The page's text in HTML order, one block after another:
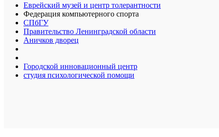
Еврейский музей и центр толерантности
Федерация компьютерного спорта
СПбГУ
Правительство Ленинградской области
Аничков дворец
Городской инновационный центр
студия психологической помощи